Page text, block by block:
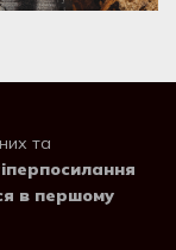
та
в першому